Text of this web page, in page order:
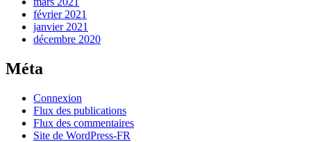
février 2021
janvier 2021
décembre 2020
Méta
Connexion
Flux des publications
Flux des commentaires
Site de WordPress-FR